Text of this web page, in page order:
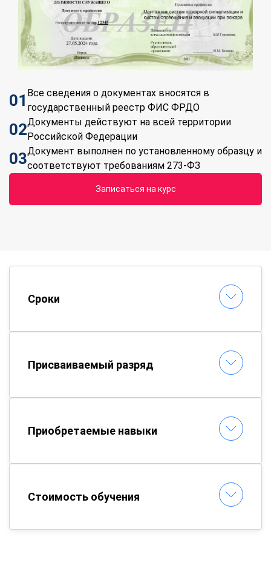
01 Все сведения о документах вносятся в
государственный реестр ФИС ФРДО
02Документы действуют на всей территории
Российской Федерации
03Документ выполнен по установленному образцу и
соответствуют требованиям 273-ФЗ
Записаться на курс
Сроки
Присваиваемый разряд
Приобретаемые навыки
Стоимость обучения